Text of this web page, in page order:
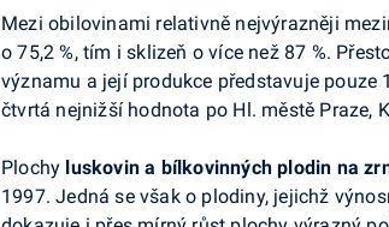
Mezi obilovinami relativně nejvýrazněji
o 75,2 %, tím i sklizeň o více než 87 %.
významu a její produkce představuje pouze
čtvrtá nejnižší hodnota po Hl. městě Praze,
Plochy luskovin a bílkovinných plodin na
1997. Jedná se však o plodiny, jejichž